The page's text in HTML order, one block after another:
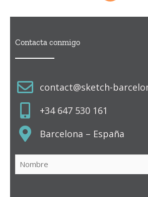
Contacta conmigo
contact@sketch-
+34 647 530 161
Barcelona – España